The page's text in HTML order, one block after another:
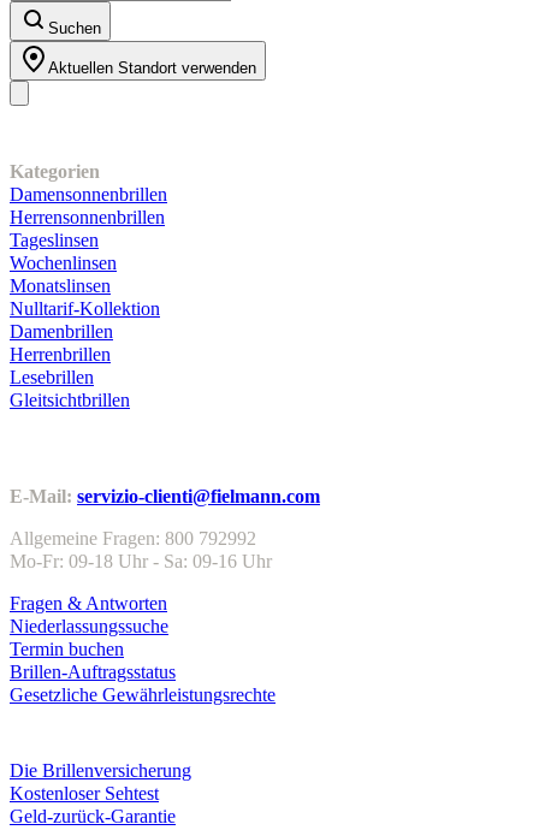
stelle.
Suchen
Aktuellen Standort verwenden
Kategorien
Damensonnenbrillen
Herrensonnenbrillen
Tageslinsen
Wochenlinsen
Monatslinsen
Nulltarif-Kollektion
Damenbrillen
Herrenbrillen
Lesebrillen
Gleitsichtbrillen
E-Mail: servizio-clienti@fielmann.com
Allgemeine Fragen: 800 792992
Mo-Fr: 09-18 Uhr - Sa: 09-16 Uhr
Fragen & Antworten
Niederlassungssuche
Termin buchen
Brillen-Auftragsstatus
Gesetzliche Gewährleistungsrechte
Die Brillenversicherung
Kostenloser Sehtest
Geld-zurück-Garantie